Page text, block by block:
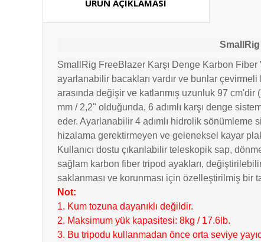
ÜRÜN AÇIKLAMASI
SmallRig
SmallRig FreeBlazer Karşı Denge Karbon
ayarlanabilir bacakları vardır ve bunlar
arasında değişir ve katlanmış uzunluk 97 cm'dir
mm / 2,2" olduğunda, 6 adımlı karşı denge
eder. Ayarlanabilir 4 adımlı hidrolik sönümleme
hizalama gerektirmeyen ve geleneksel kayar
Kullanıcı dostu çıkarılabilir teleskopik sap,
sağlam karbon fiber tripod ayakları,
saklanması ve korunması için özelleştirilmiş bir
Not:
1. Kum tozuna dayanıklı değildir.
2. Maksimum yük kapasitesi: 8kg / 17.6lb.
3. Bu tripodu kullanmadan önce orta seviye